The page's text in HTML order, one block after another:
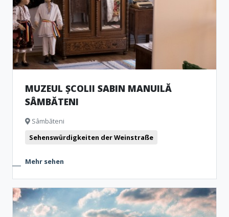
MUZEUL ȘCOLII SABIN MANUILĂ
SÂMBĂTENI
Sâmbăteni
Sehenswürdigkeiten der Weinstraße
Mehr sehen